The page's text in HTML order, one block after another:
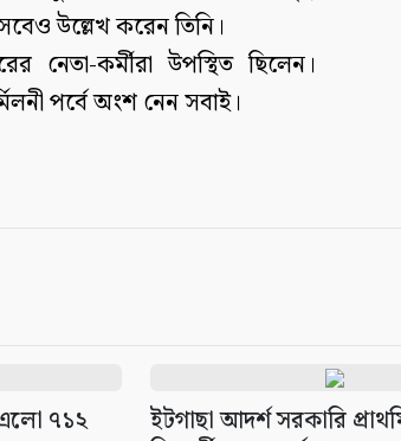
উল্লেখ করেন তিনি।
নেতা-কর্মীরা উপস্থিত ছিলেন।
পর্বে অংশ নেন সবাই।
এলো ৭১২
ইটগাছা আদর্শ সরকারি